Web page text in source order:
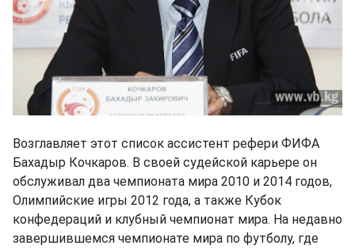
Возглавляет этот список ассистент рефери ФИФА
Бахадыр Кочкаров. В своей судейской карьере он
обслуживал два чемпионата мира 2010 и 2014 годов,
Олимпийские игры 2012 года, а также Кубок
конфедераций и клубный чемпионат мира. На недавно
завершившемся чемпионате мира по футболу, где